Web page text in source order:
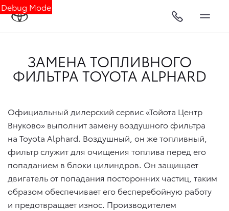
Debug Mode
ЗАМЕНА ТОПЛИВНОГО
ФИЛЬТРА TOYOTA ALPHARD
Официальный дилерский сервис «Тойота Центр
Внуково» выполнит замену воздушного фильтра
на Toyota Alphard. Воздушный, он же топливный,
фильтр служит для очищения топлива перед его
попаданием в блоки цилиндров. Он защищает
двигатель от попадания посторонних частиц, таким
образом обеспечивает его бесперебойную работу
и предотвращает износ. Производителем